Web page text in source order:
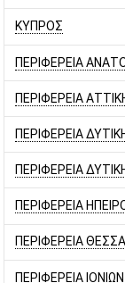
ΚΥΠΡΟΣ
ΠΕΡΙΦΕΡΕΙΑ
ΠΕΡΙΦΕΡΕΙΑ
ΠΕΡΙΦΕΡΕΙΑ
ΠΕΡΙΦΕΡΕΙΑ
ΠΕΡΙΦΕΡΕΙΑ
ΠΕΡΙΦΕΡΕΙΑ
ΠΕΡΙΦΕΡΕΙΑ